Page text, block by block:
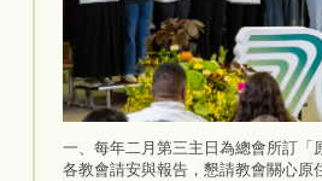
一、每年二月第三主日為總會所訂
各教會請安與報告，懇請教會關心原